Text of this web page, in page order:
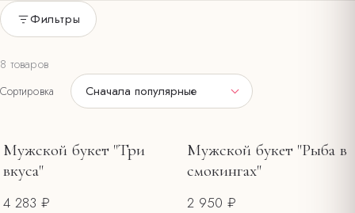
Только в наличии
—
Фильтры
8 товаров
Сортировка Сначала популярные
Мужской букет "Три
вкуса"
4 283 ₽
Мужской букет "Рыба в
смокингах"
2 950 ₽